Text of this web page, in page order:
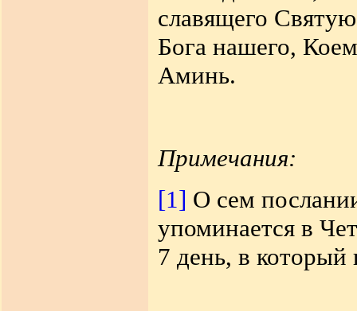
славящего
Бога нашего,
Аминь.
Примечания:
[1] О сем
упоминается в
7 день, в который